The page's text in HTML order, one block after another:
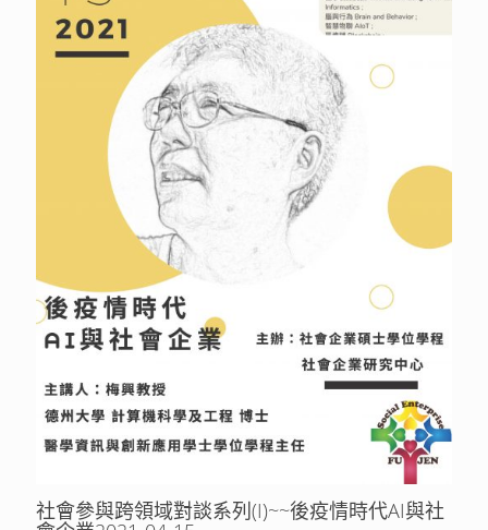
社會參與跨領域對談系列(I)~~後疫情時代AI與社